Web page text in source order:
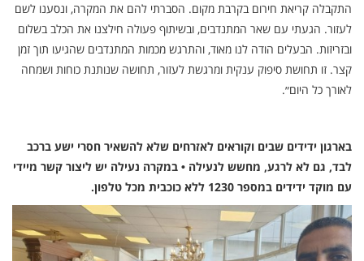
התקבלה קריאת חירום בקרבת מקום. הסברתי להם את המקרה, ונסענו לשם
לעזור. הגעתי עם שאר המתנדבים, ובשיתוף פעולה חילצנו את הכלב בשלום
ובזריזות. הבעלים הודה לנו מאוד, והתרגש מכמות המתנדבים שהגיעו תוך זמן
קצר. זו תחושת סיפוק ענקית ומרגשת לעזור, תחושה שנותנת כוחות ושמחה
לאורך כל היום״.
בארגון ידידים שבים וקוראים לאזרחים שלא להשאיר חסרי ישע ברכב
לבד, גם לא לרגע, מחשש לנעילה • במקרה נעילה יש ליצור קשר מיידי
עם מוקד ידידים במספר 1230 ללא כוכבית מכל טלפון.